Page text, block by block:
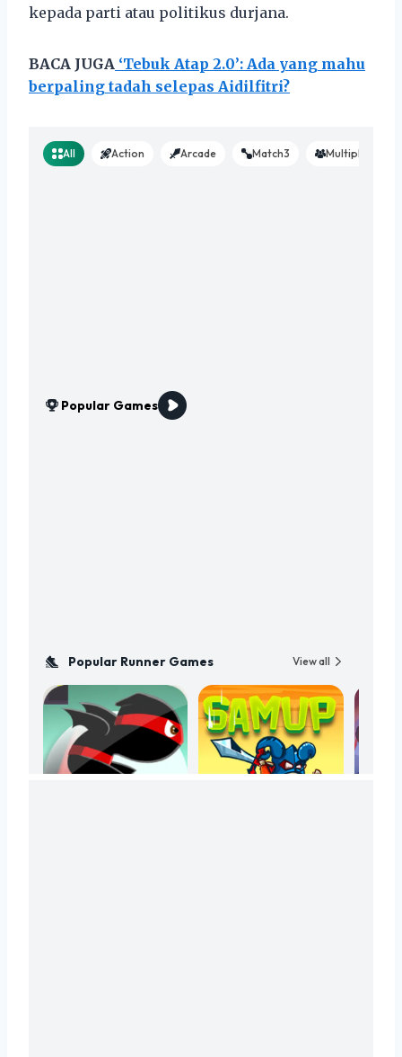
kepada parti atau politikus durjana.
BACA JUGA ‘Tebuk Atap 2.0’: Ada yang mahu
berpaling tadah selepas Aidilfitri?